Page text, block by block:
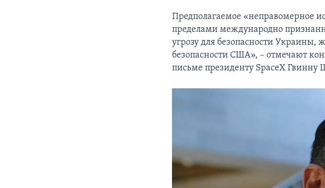
Предполагаемое «неправомерное
пределами международно
угрозу для безопасности
безопасности США», – отмечают
письме президенту SpaceX Гвинну